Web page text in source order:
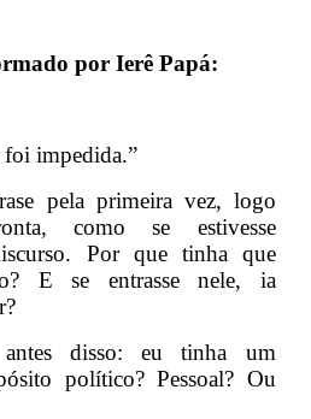
por Ierê Papá:
foi impedida.”
pela primeira vez, logo
como se estivesse
Por que tinha que
E se entrasse nele, ia
disso: eu tinha um
político? Pessoal? Ou